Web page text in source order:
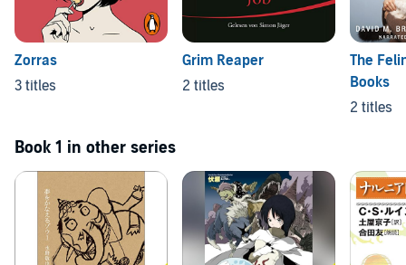
Zorras
3 titles
Grim Reaper
2 titles
The
Books
2 titles
Book 1 in other series